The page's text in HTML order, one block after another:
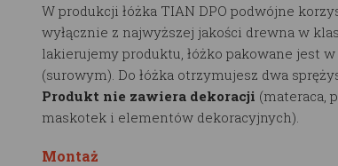
W produkcji łóżka TIAN DPO podwójne
wyłącznie z najwyższej jakości drewna w
lakierujemy produktu, łóżko pakowane jest
(surowym). Do łóżka otrzymujesz dwa
Produkt nie zawiera dekoracji (materaca,
maskotek i elementów dekoracyjnych).
Montaż